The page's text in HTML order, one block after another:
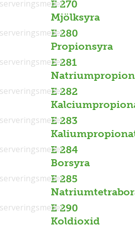
E 270
Mjölksyra
E 280
Propionsyra
E 281
E 282
E 283
E 284
Borsyra
E 285
E 290
Koldioxid